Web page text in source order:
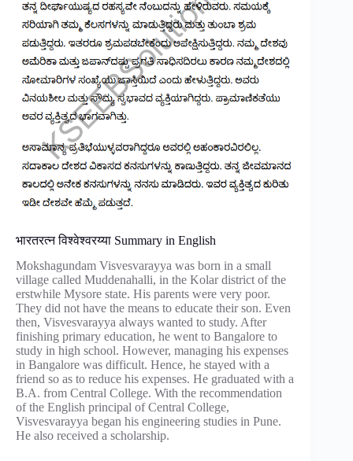
भारतरत्न विश्वेश्वरय्या Summary in English
Mokshagundam Visvesvarayya was born in a small
village called Muddenahalli, in the Kolar district of the
erstwhile Mysore state. His parents were very poor.
They did not have the means to educate their son. Even
then, Visvesvarayya always wanted to study. After
finishing primary education, he went to Bangalore to
study in high school. However, managing his expenses
in Bangalore was difficult. Hence, he stayed with a
friend so as to reduce his expenses. He graduated with a
B.A. from Central College. With the recommendation
of the English principal of Central College,
Visvesvarayya began his engineering studies in Pune.
He also received a scholarship.